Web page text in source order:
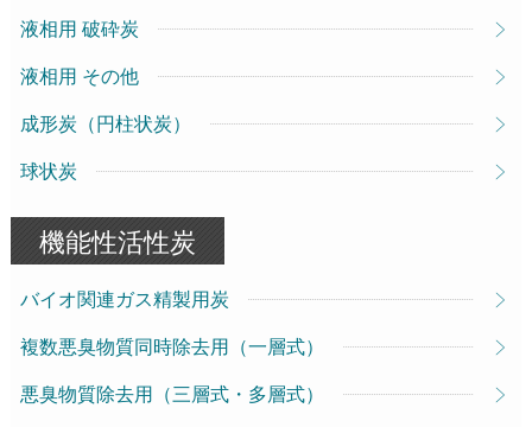
液相用 破砕炭
液相用 その他
成形炭（円柱状炭）
球状炭
機能性活性炭
バイオ関連ガス精製用炭
複数悪臭物質同時除去用（一層式）
悪臭物質除去用（三層式・多層式）